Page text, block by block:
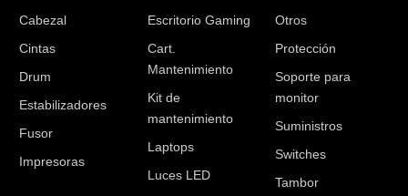
Cabezal
Cintas
Drum
Estabilizadores
Fusor
Impresoras
Escritorio Gaming
Cart.
Mantenimiento
Kit de
mantenimiento
Laptops
Luces LED
Otros
Protección
Soporte para
monitor
Suministros
Switches
Tambor